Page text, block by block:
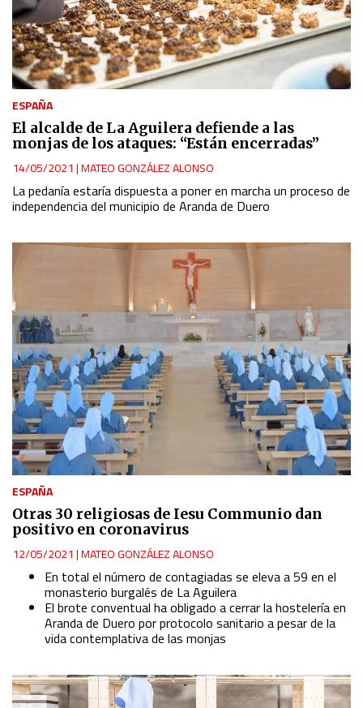
ESPAÑA
El alcalde de La Aguilera defiende a las
monjas de los ataques: “Están encerradas”
14/05/2021 |MATEO GONZÁLEZ ALONSO
La pedanía estaría dispuesta a poner en marcha un proceso de
independencia del municipio de Aranda de Duero
ESPAÑA
Otras 30 religiosas de Iesu Communio dan
positivo en coronavirus
12/05/2021 |MATEO GONZÁLEZ ALONSO
En total el número de contagiadas se eleva a 59 en el
monasterio burgalés de La Aguilera
El brote conventual ha obligado a cerrar la hostelería en
Aranda de Duero por protocolo sanitario a pesar de la
vida contemplativa de las monjas